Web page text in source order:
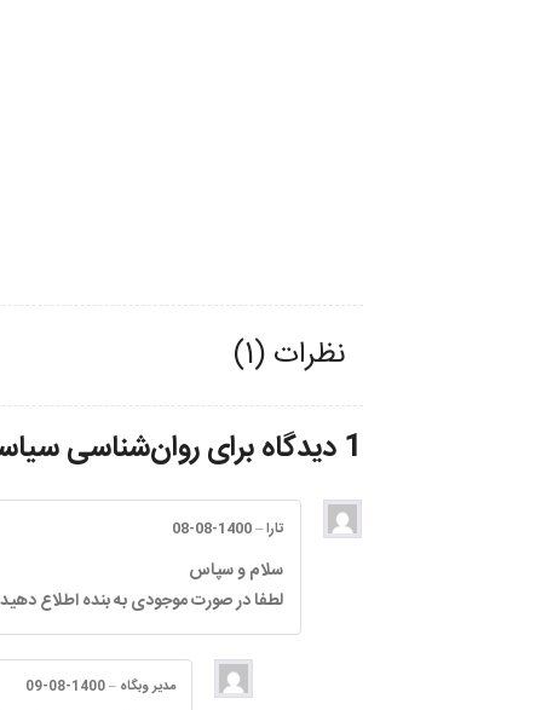
نظرات (1)
1 دیدگاه برای
روان‌شناسی
تارا–
1400-08-08
سلام و سپاس
لطفا در صورت موجودی به بنده اطلاع
مدیر وبگاه –
1400-08-09